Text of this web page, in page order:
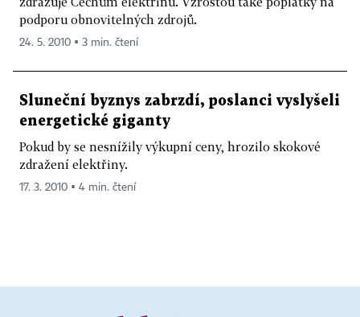
podporu obnovitelných zdrojů.
24. 5. 2010 ▪ 3 min. čtení
Sluneční byznys zabrzdí, poslanci vyslyšeli
energetické giganty
Pokud by se nesnížily výkupní ceny, hrozilo skokové
zdražení elektřiny.
17. 3. 2010 ▪ 4 min. čtení